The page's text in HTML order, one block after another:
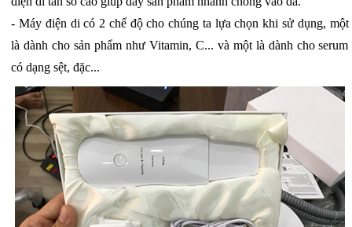
- Máy điện di có 2 chế độ cho chúng ta lựa chọn khi sử dụng, một
là dành cho sản phẩm như Vitamin, C... và một là dành cho serum
có dạng sệt, đặc...